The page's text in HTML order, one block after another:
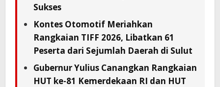
Sukses
Kontes Otomotif Meriahkan
Rangkaian TIFF 2026, Libatkan 61
Peserta dari Sejumlah Daerah di Sulut
Gubernur Yulius Canangkan Rangkaian
HUT ke-81 Kemerdekaan RI dan HUT